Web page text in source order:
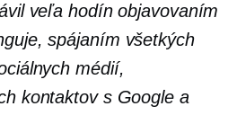
veľa hodín objavovaním
spájaním všetkých
médií,
kontaktov s Google a